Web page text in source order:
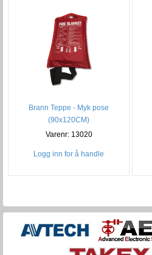
Brann Teppe - Myk pose
(90x120CM)
Varenr: 13020
Logg inn for å handle